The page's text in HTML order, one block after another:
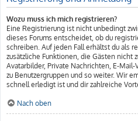
Wozu muss ich mich registrieren?
Eine Registrierung ist nicht unbedingt
dieses Forums entscheidet, ob du
schreiben. Auf jeden Fall erhältst du als
zusätzliche Funktionen, die Gästen nicht
Avatarbilder, Private Nachrichten, E-
zu Benutzergruppen und so weiter. Wir
schnell erledigt ist und dir zahlreiche
Nach oben